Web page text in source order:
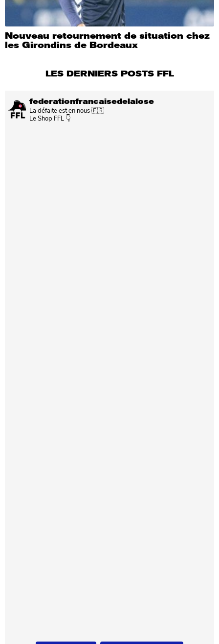
Nouveau retournement de situation chez
les Girondins de Bordeaux
LES DERNIERS POSTS FFL
federationfrancaisedelalose
La défaite est en nous 🇫🇷
Le Shop FFL 👇